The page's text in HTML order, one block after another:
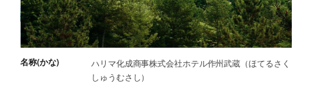
名称(かな)
ハリマ化成商事株式会社ホテル作州武蔵（ほてるさく
しゅうむさし）